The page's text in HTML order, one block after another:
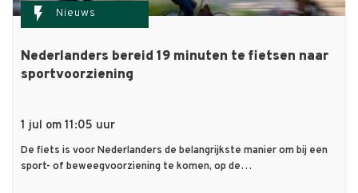
flash_on Nieuws
Nederlanders bereid 19 minuten te fietsen naar
sportvoorziening
1 jul om 11:05 uur
De fiets is voor Nederlanders de belangrijkste manier om bij een
sport- of beweegvoorziening te komen, op de…